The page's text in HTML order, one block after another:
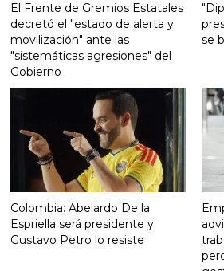
El Frente de Gremios Estatales
decretó el "estado de alerta y
movilización" ante las
"sistemáticas agresiones" del
Gobierno
se
Colombia: Abelardo De la
Espriella será presidente y
Gustavo Petro lo resiste